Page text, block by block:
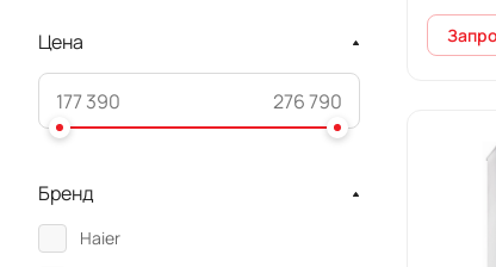
Цена
Бренд
Haier